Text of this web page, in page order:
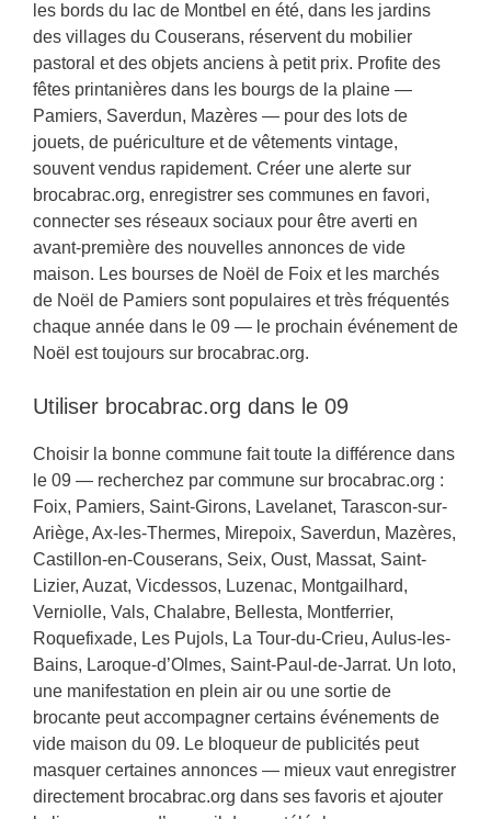
les bords du lac de Montbel en été, dans les jardins
des villages du Couserans, réservent du mobilier
pastoral et des objets anciens à petit prix. Profite des
fêtes printanières dans les bourgs de la plaine —
Pamiers, Saverdun, Mazères — pour des lots de
jouets, de puériculture et de vêtements vintage,
souvent vendus rapidement. Créer une alerte sur
brocabrac.org, enregistrer ses communes en favori,
connecter ses réseaux sociaux pour être averti en
avant-première des nouvelles annonces de vide
maison. Les bourses de Noël de Foix et les marchés
de Noël de Pamiers sont populaires et très fréquentés
chaque année dans le 09 — le prochain événement de
Noël est toujours sur brocabrac.org.
Utiliser brocabrac.org dans le 09
Choisir la bonne commune fait toute la différence dans
le 09 — recherchez par commune sur brocabrac.org :
Foix, Pamiers, Saint-Girons, Lavelanet, Tarascon-sur-
Ariège, Ax-les-Thermes, Mirepoix, Saverdun, Mazères,
Castillon-en-Couserans, Seix, Oust, Massat, Saint-
Lizier, Auzat, Vicdessos, Luzenac, Montgailhard,
Verniolle, Vals, Chalabre, Bellesta, Montferrier,
Roquefixade, Les Pujols, La Tour-du-Crieu, Aulus-les-
Bains, Laroque-d’Olmes, Saint-Paul-de-Jarrat. Un loto,
une manifestation en plein air ou une sortie de
brocante peut accompagner certains événements de
vide maison du 09. Le bloqueur de publicités peut
masquer certaines annonces — mieux vaut enregistrer
directement brocabrac.org dans ses favoris et ajouter